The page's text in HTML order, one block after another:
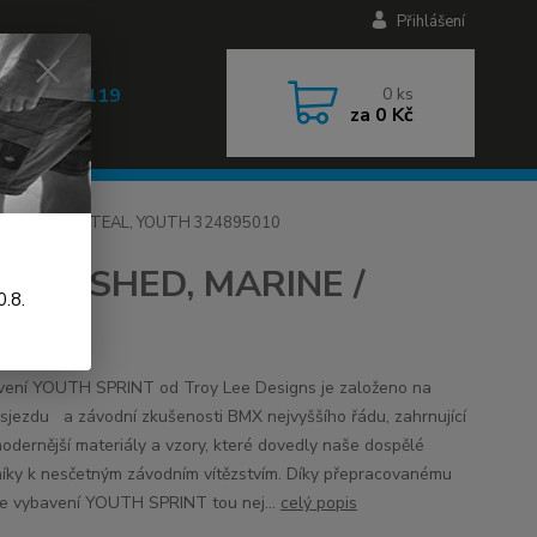
Přihlášení
030 119
17h)
0 ks
za 0 Kč
MARINE / TEAL, YOUTH 324895010
BRUSHED, MARINE /
YOUTH SPRINT od Troy Lee Designs je založeno na
a závodní zkušenosti BMX nejvyššího řádu, zahrnující
materiály a vzory, které dovedly naše dospělé
k nesčetným závodním vítězstvím. Díky přepracovanému
vybavení YOUTH SPRINT tou nej... celý popis